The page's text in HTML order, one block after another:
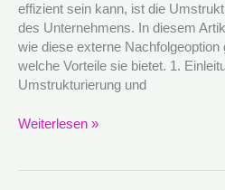
effizient sein kann, ist die
des Unternehmens. In diesem
wie diese externe Nachfolgeoption
welche Vorteile sie bietet. 1.
Umstrukturierung und
Weiterlesen »